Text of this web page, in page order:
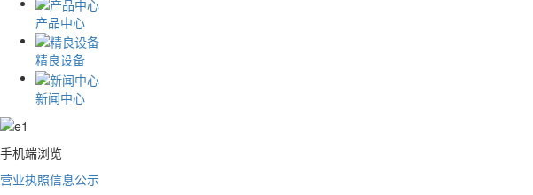
产品中心
精良设备
新闻中心
手机端浏览
营业执照信息公示